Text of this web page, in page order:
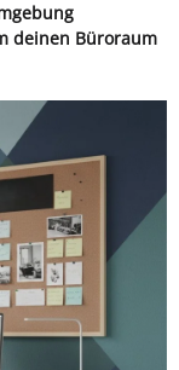
deinen Büroraum